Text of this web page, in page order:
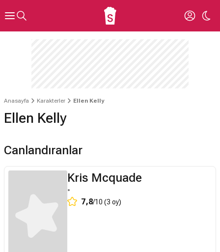
Anasayfa Karakterler Ellen Kelly
Ellen Kelly
Canlandıranlar
Kris Mcquade
•
7,8/10 (3 oy)